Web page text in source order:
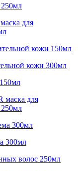
250мл
для
кожи 150мл
кожи 300мл
маска для
300мл
300мл
волос 250мл